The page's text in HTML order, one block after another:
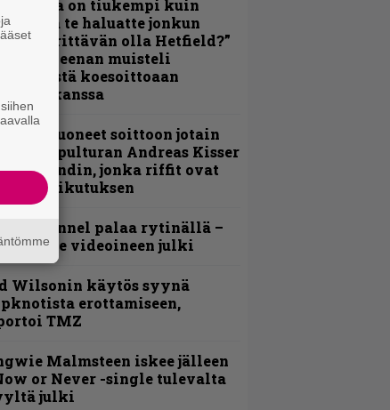
on tiukempi kuin
ja te haluatte jonkun
yrittävän olla Hetfield?”
Keenan muisteli
koesoittoaan
kanssa
ovat tuoneet soittoon jotain
– Sepulturan Andreas Kisser
bändin, jonka riffit ovat
vaikutuksen
Channel palaa rytinällä –
videoineen julki
Wilsonin käytös syynä
erottamiseen,
TMZ
Malmsteen iskee jälleen
or Never -single tulevalta
julki